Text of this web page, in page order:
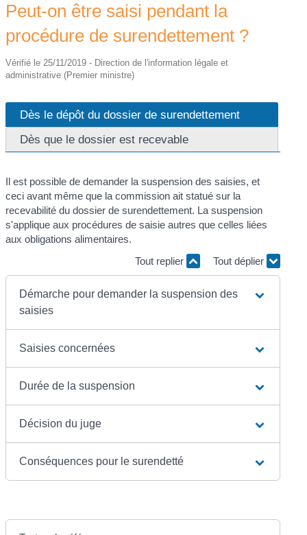
Peut-on être saisi pendant la
procédure de surendettement ?
Vérifié le 25/11/2019 - Direction de l'information légale et
administrative (Premier ministre)
Dès le dépôt du dossier de surendettement
Dès que le dossier est recevable
Il est possible de demander la suspension des saisies, et
ceci avant même que la commission ait statué sur la
recevabilité du dossier de surendettement. La suspension
s'applique aux procédures de saisie autres que celles liées
aux obligations alimentaires.
Tout replier
Tout déplier
Démarche pour demander la suspension des
saisies
Saisies concernées
Durée de la suspension
Décision du juge
Conséquences pour le surendetté